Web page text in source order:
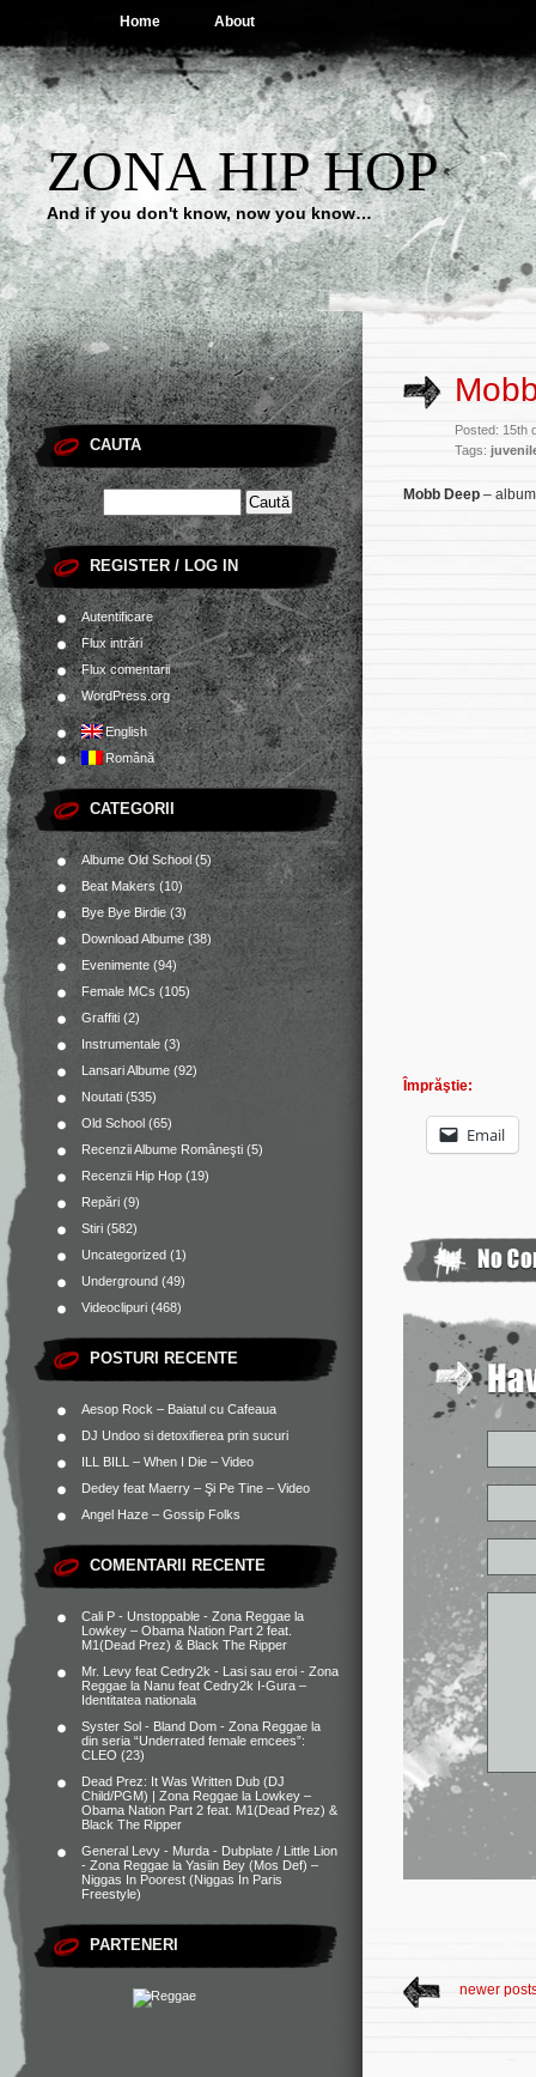
Home About
ZONA HIP HOP
And if you don't know, now you know…
CAUTA
REGISTER / LOG IN
Autentificare
Flux intrări
Flux comentarii
WordPress.org
English
Română
CATEGORII
Albume Old School(5)
Beat Makers(10)
Bye Bye Birdie(3)
Download Albume (38)
Evenimente (94)
Female MCs (105)
Graffiti (2)
Instrumentale (3)
Lansari Albume (92)
Noutati (535)
Old School (65)
Recenzii Albume Româneşti (5)
Recenzii Hip Hop (19)
Repări (9)
Stiri (582)
Uncategorized (1)
Underground (49)
Videoclipuri (468)
POSTURI RECENTE
Aesop Rock – Baiatul cu Cafeaua
DJ Undoo si detoxifierea prin sucuri
ILL BILL – When I Die – Video
Dedey feat Maerry – Şi Pe Tine – Video
Angel Haze – Gossip Folks
COMENTARII RECENTE
Cali P - Unstoppable - Zona Reggae la
Lowkey – Obama Nation Part 2 feat.
M1(Dead Prez) & Black The Ripper
Mr. Levy feat Cedry2k - Lasi sau eroi - Zona
Reggae la Nanu feat Cedry2k I-Gura –
Identitatea nationala
Syster Sol - Bland Dom - Zona Reggae la
din seria “Underrated female emcees”:
CLEO (23)
Dead Prez: It Was Written Dub (DJ
Child/PGM) | Zona Reggae la Lowkey –
Obama Nation Part 2 feat. M1(Dead Prez) &
Black The Ripper
General Levy - Murda - Dubplate / Little Lion
- Zona Reggae la Yasiin Bey (Mos Def) –
Niggas In Poorest (Niggas In Paris
Freestyle)
PARTENERI
Posted: 15th
Tags:
Mobb Deep –
Împrăştie:
Email
newer